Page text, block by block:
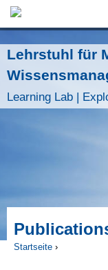
Lehrstuhl für
Learning Lab |
Startseite ›